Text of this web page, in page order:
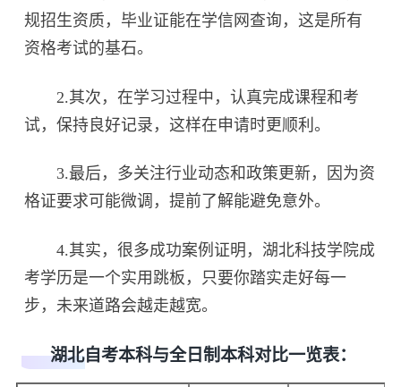
规招生资质，毕业证能在学信网查询，这是所有
资格考试的基石。
2.其次，在学习过程中，认真完成课程和考
试，保持良好记录，这样在申请时更顺利。
3.最后，多关注行业动态和政策更新，因为资
格证要求可能微调，提前了解能避免意外。
4.其实，很多成功案例证明，湖北科技学院成
考学历是一个实用跳板，只要你踏实走好每一
步，未来道路会越走越宽。
湖北自考本科与全日制本科对比一览表：